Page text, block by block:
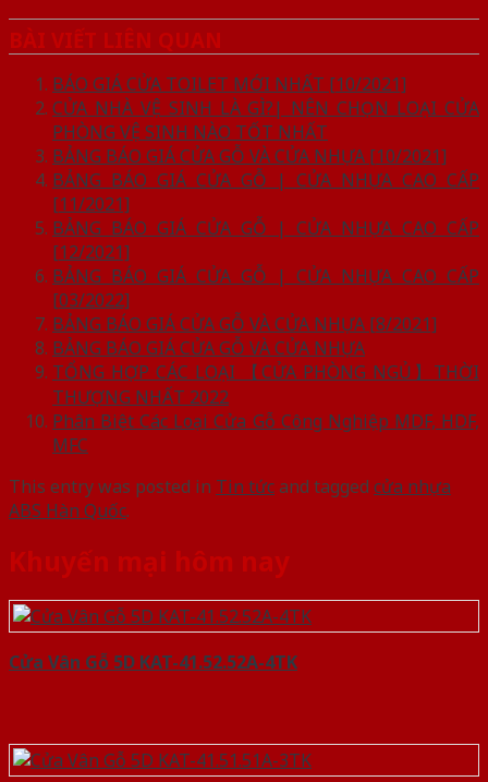
BÀI VIẾT LIÊN QUAN
BÁO GIÁ CỬA TOILET MỚI NHẤT [10/2021]
CỬA NHÀ VỆ SINH LÀ GÌ?| NÊN CHỌN LOẠI CỬA
PHÒNG VỆ SINH NÀO TỐT NHẤT
BẢNG BÁO GIÁ CỬA GỖ VÀ CỬA NHỰA [10/2021]
BẢNG BÁO GIÁ CỬA GỖ | CỬA NHỰA CAO CẤP
[11/2021]
BẢNG BÁO GIÁ CỬA GỖ | CỬA NHỰA CAO CẤP
[12/2021]
BẢNG BÁO GIÁ CỬA GỖ | CỬA NHỰA CAO CẤP
[03/2022]
BẢNG BÁO GIÁ CỬA GỖ VÀ CỬA NHỰA [8/2021]
BẢNG BÁO GIÁ CỬA GỖ VÀ CỬA NHỰA
TỔNG HỢP CÁC LOẠI 【CỬA PHÒNG NGỦ】THỜI
THƯỢNG NHẤT 2022
Phân Biệt Các Loại Cửa Gỗ Công Nghiệp MDF, HDF,
MFC
This entry was posted in Tin tứcand tagged cửa nhựa
ABS Hàn Quốc.
Khuyến mại hôm nay
Cửa Vân Gỗ 5D KAT-41.52.52A-4TK